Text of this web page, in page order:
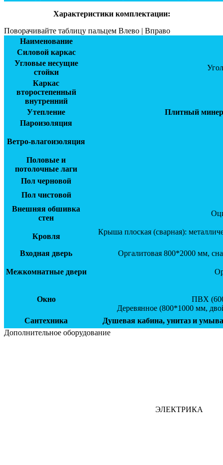
Характеристики комплектации:
Поворачивайте таблицу пальцем Влево | Вправо
Наименование
Силовой каркас
Угловые несущие
стойки
Каркас
второстепенный
внутренний
Утепление
Плитный
Пароизоляция
Ветро-влагоизоляция
Половые и
потолочные лаги
Пол черновой
Пол чистовой
Внешняя обшивка
стен
Кровля
Крыша плоская (сварная):
Входная дверь Оргалитовая 800*2000 мм,
Межкомнатные двери
Окно
ПВХ
Деревянное (800*1000 мм,
Сантехника
Душевая кабина, унитаз и
Дополнительное оборудование
ЭЛЕКТРИКА